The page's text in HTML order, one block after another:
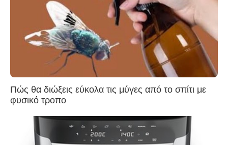
Πώς θα διώξεις εύκολα τις μύγες από το σπίτι με
φυσικό τροπο